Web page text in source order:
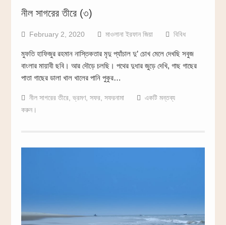
নীল সাগরের তীরে (৩)
February 2, 2020 মাওলানা ইরফান জিয়া বিবিধ
মুফতি হাফিজুর রহমান নাস্তিকতার মৃদু প্যাঁচাল দু’ চোখ মেলে দেখছি সবুজ
বাংলার মায়াবী ছবি। আর দৌড়ে চলছি। পথের দুধার জুড়ে দেখি, গাছ গাছের
পাতা গাছের ডালা খাল খালের পানি পুকুর…
নীল সাগরের তীরে,ভ্রমণ, সফর, সফরনামা
একটি মন্তব্য
করুন।